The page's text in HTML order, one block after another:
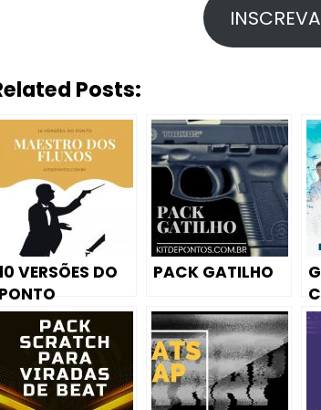
Posts:
VERSÕES DO
PONTO
DOS
FLUXOS +
PROJETO ACID
DO PONTO
PACK GATILHO